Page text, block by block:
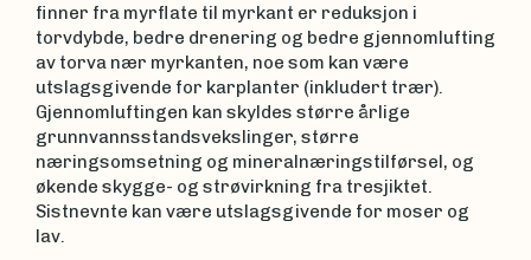
finner fra myrflate til myrkant er reduksjon i
torvdybde, bedre drenering og bedre gjennomlufting
av torva nær myrkanten, noe som kan være
utslagsgivende for karplanter (inkludert trær).
Gjennomluftingen kan skyldes større årlige
grunnvannsstandsvekslinger, større
næringsomsetning og mineralnæringstilførsel, og
økende skygge- og strøvirkning fra tresjiktet.
Sistnevnte kan være utslagsgivende for moser og
lav.